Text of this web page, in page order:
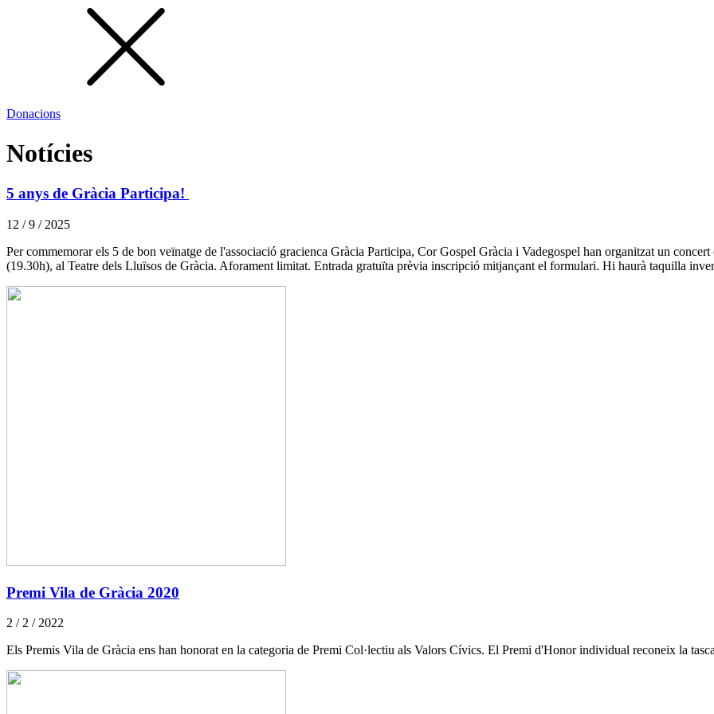
Donacions
Notícies
5 anys de Gràcia Participa!
12 / 9 / 2025
Per commemorar els 5 de bon veïnatge de l'associació gracienca Gràcia Participa, Cor Gospel Gràcia i Vadegospel han organitzat un
(19.30h), al Teatre dels Lluïsos de Gràcia. Aforament limitat. Entrada gratuïta prèvia inscripció mitjançant el formulari. Hi haurà taquilla
Premi Vila de Gràcia 2020
2 / 2 / 2022
Els Premis Vila de Gràcia ens han honorat en la categoria de Premi Col·lectiu als Valors Cívics. El Premi d'Honor individual reconeix la